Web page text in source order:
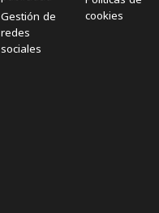
Gestión de
redes
sociales
cookies